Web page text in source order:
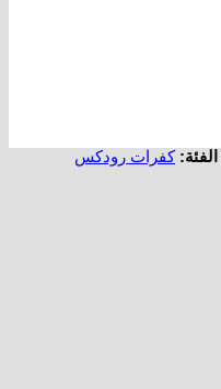
الفئة: كفرات رودكس